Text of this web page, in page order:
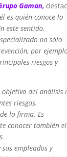
Gaman,
es quién conoce la
este sentido,
no sólo
por
riesgos y
objetivo del análisis
riesgos.
la firma. Es
conocer también el
empleados y